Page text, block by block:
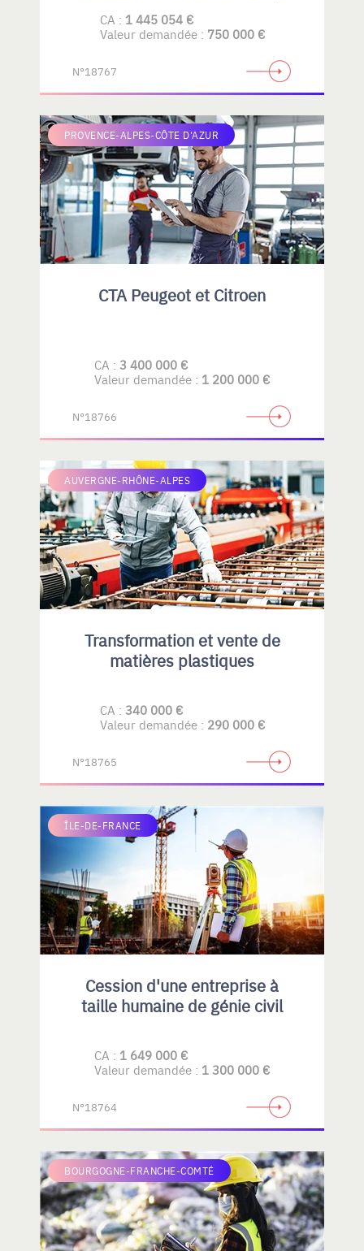
emplacement idéal et fort
potentiel de développement
CA : 1 445 054 €
Valeur demandée : 750 000 €
N°18767
PROVENCE-ALPES-CÔTE D'AZUR
CTA Peugeot et Citroen
CA : 3 400 000 €
Valeur demandée : 1 200 000 €
N°18766
AUVERGNE-RHÔNE-ALPES
Transformation et vente de
matières plastiques
CA : 340 000 €
Valeur demandée : 290 000 €
N°18765
ÎLE-DE-FRANCE
Cession d'une entreprise à
taille humaine de génie civil
CA : 1 649 000 €
Valeur demandée : 1 300 000 €
N°18764
BOURGOGNE-FRANCHE-COMTÉ